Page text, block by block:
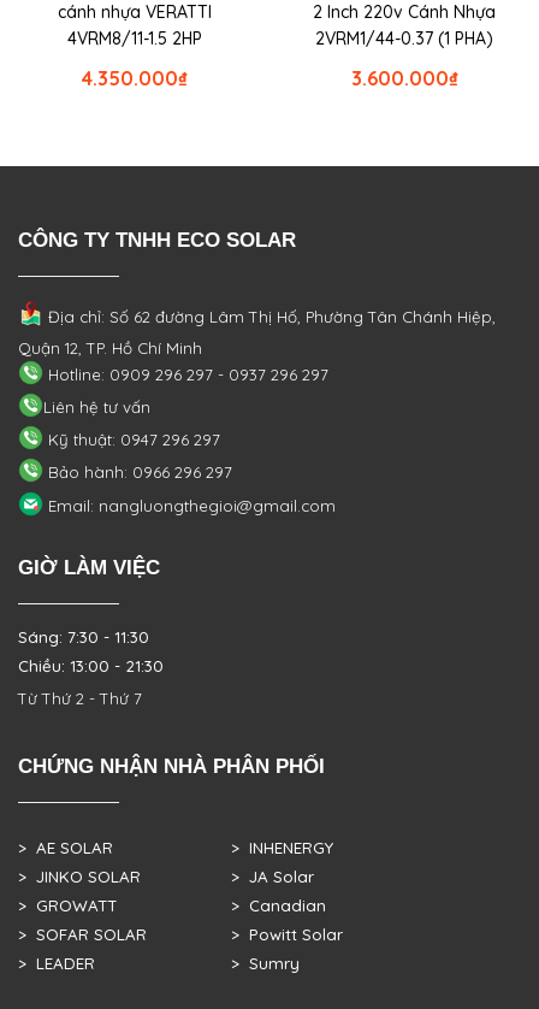
cánh nhựa VERATTI
4VRM8/11-1.5 2HP
₫
4.350.000
2 Inch 220v Cánh Nhựa
2VRM1/44-0.37 (1 PHA)
₫
3.600.000
CÔNG TY TNHH ECO SOLAR
Địa chỉ: Số 62 đường Lâm Thị Hố, PhườngTân Chánh Hiệp,
Quận 12, TP. Hồ Chí Minh
Hotline: 0909 296 297 - 0937 296 297
Liên hệ tư vấn
Kỹ thuật: 0947 296 297
Bảo hành: 0966 296 297
Email: nangluongthegioi@gmail.com
GIỜ LÀM VIỆC
Sáng: 7:30 - 11:30
Chiều: 13:00 - 21:30
Từ Thứ 2 - Thứ 7
CHỨNG NHẬN NHÀ PHÂN PHỐI
> AE SOLAR
> JINKO SOLAR
> GROWATT
> SOFAR SOLAR
> LEADER
> INHENERGY
> JA Solar
> Canadian
> Powitt Solar
> Sumry